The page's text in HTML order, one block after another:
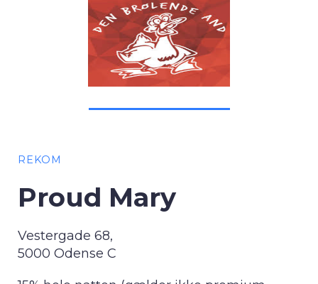
REKOM
Proud Mary
Vestergade 68,
5000 Odense C